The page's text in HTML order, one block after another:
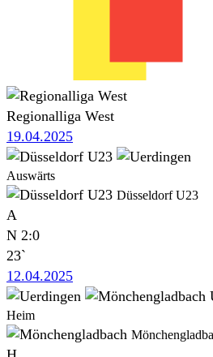
Regionalliga West
19.04.2025
Auswärts
Düsseldorf U23
A
N 2:0
23`
12.04.2025
Heim